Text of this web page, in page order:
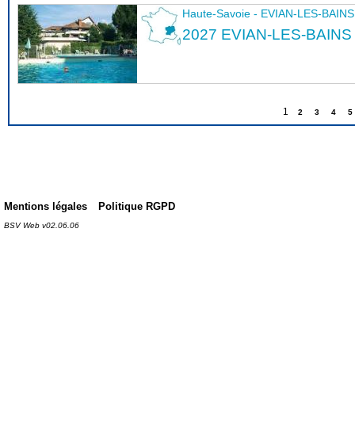
Haute-Savoie - EVIAN-LES-BAINS
2027 EVIAN-LES-BAINS
1 2 3 4 5
Mentions légales Politique RGPD
BSV Web v02.06.06